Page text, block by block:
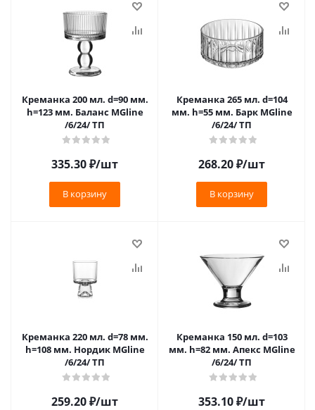
Креманка 200 мл. d=90 мм.
h=123 мм. Баланс MGline
/6/24/ ТП
335.30₽/шт
В корзину
Креманка 265 мл. d=104
мм. h=55 мм. Барк MGline
/6/24/ ТП
268.20₽/шт
В корзину
Креманка 220 мл. d=78 мм.
h=108 мм. Нордик MGline
/6/24/ ТП
259.20₽/шт
Креманка 150 мл. d=103
мм. h=82 мм. Апекс MGline
/6/24/ ТП
353.10₽/шт